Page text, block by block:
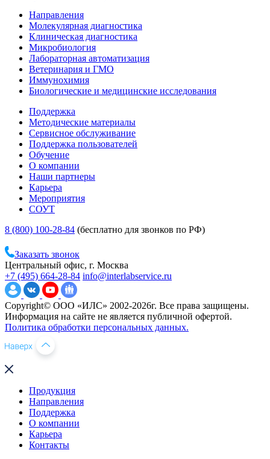
Направления
Молекулярная диагностика
Клиническая диагностика
Микробиология
Лабораторная автоматизация
Ветеринария и ГМО
Иммунохимия
Биологические и медицинские исследования
Поддержка
Методические материалы
Сервисное обслуживание
Поддержка пользователей
Обучение
О компании
Наши партнеры
Карьера
Мероприятия
СОУТ
8 (800) 100-28-84 (бесплатно для звонков по РФ)
Заказать звонок
Центральный офис, г. Москва
+7 (495) 664-28-84 info@interlabservice.ru
Copyright© ООО «ИЛС» 2002-2026г. Все права защищены.
Информация на сайте не является публичной офертой.
Политика обработки персональных данных.
Продукция
Направления
Поддержка
О компании
Карьера
Контакты